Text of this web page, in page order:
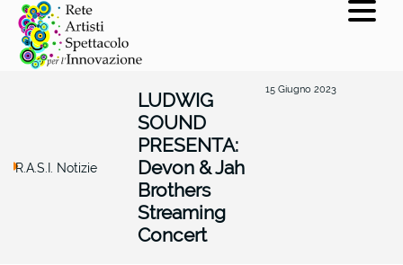
R.A.S.I. Notizie
LUDWIG
SOUND
PRESENTA:
Devon & Jah
Brothers
Streaming
Concert
15 Giugno 2023